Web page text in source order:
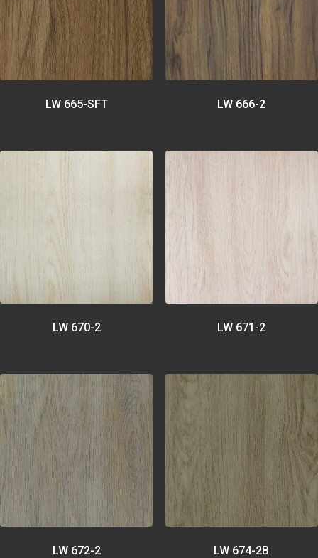
LW 665-SFT LW 666-2
LW 670-2 LW 671-2
LW 672-2 LW 674-2B